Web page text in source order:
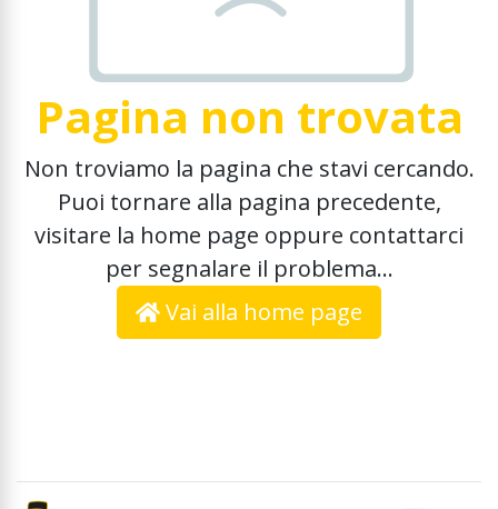
Pagina non trovata
Non troviamo la pagina che stavi cercando.
Puoi tornare alla pagina precedente,
visitare la home page oppure contattarci
per segnalare il problema...
Vai alla home page